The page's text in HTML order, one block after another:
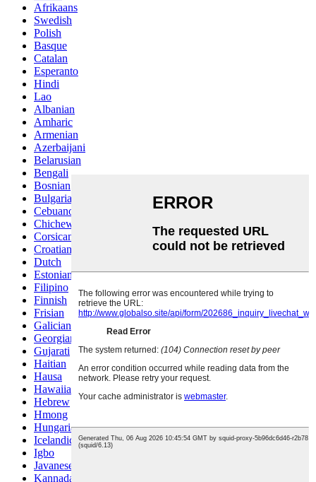
Afrikaans
Swedish
Polish
Basque
Catalan
Esperanto
Hindi
Lao
Albanian
Amharic
Armenian
Azerbaijani
Belarusian
Bengali
Bosnian
Bulgarian
Cebuano
Chichewa
Corsican
Croatian
Dutch
Estonian
Filipino
Finnish
Frisian
Galician
Georgian
Gujarati
Haitian
Hausa
Hawaiian
Hebrew
Hmong
Hungarian
Icelandic
Igbo
Javanese
Kannada